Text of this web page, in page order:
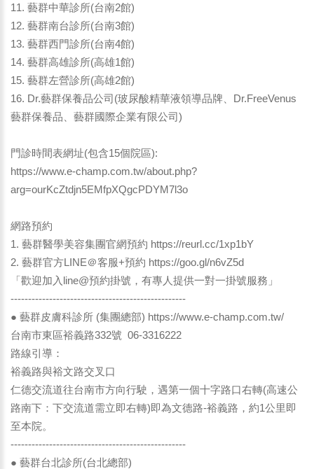
11. 藝群中華診所(台南2館)
12. 藝群南台診所(台南3館)
13. 藝群西門診所(台南4館)
14. 藝群高雄診所(高雄1館)
15. 藝群左營診所(高雄2館)
16. Dr.藝群保養品公司(玻尿酸精華液領導品牌、Dr.FreeVenus
藝群保養品、藝群國際企業有限公司)
門診時間表網址(包含15個院區):
https://www.e-champ.com.tw/about.php?
arg=ourKcZtdjn5EMfpXQgcPDYM7l3o
網路預約
1. 藝群醫學美容集團官網預約 https://reurl.cc/1xp1bY
2. 藝群官方LINE＠客服+預約 https://goo.gl/n6vZ5d
「歡迎加入line@預約掛號，有專人提供一對一掛號服務」
--------------------------------------------------
● 藝群皮膚科診所 (集團總部) https://www.e-champ.com.tw/
台南市東區裕義路332號 06-3316222
路線引導：
裕義路與裕文路交叉口
仁德交流道往台南市方向行駛，遇第一個十字路口右轉(高速公
路南下：下交流道需立即右轉)即為文德路-裕義路，約1公里即
至本院。
--------------------------------------------------
● 藝群台北診所(台北總部)